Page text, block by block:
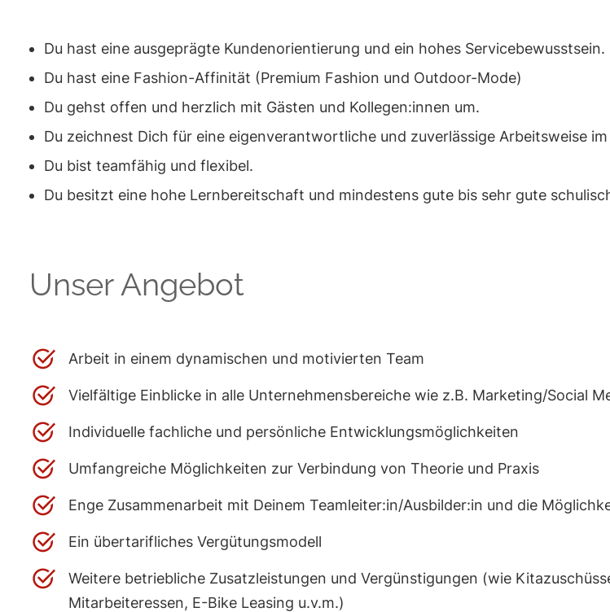
Du hast eine ausgeprägte Kundenorientierung und ein hohes Servicebewusstsein.
Du hast eine Fashion-Affinität (Premium Fashion und Outdoor-Mode)
Du gehst offen und herzlich mit Gästen und Kollegen:innen um.
Du zeichnest Dich für eine eigenverantwortliche und zuverlässige Arbeitsweise
Du bist teamfähig und flexibel.
Du besitzt eine hohe Lernbereitschaft und mindestens gute bis sehr gute
Unser Angebot
Arbeit in einem dynamischen und motivierten Team
Vielfältige Einblicke in alle Unternehmensbereiche wie z.B. Marketing/Social
Individuelle fachliche und persönliche Entwicklungsmöglichkeiten
Umfangreiche Möglichkeiten zur Verbindung von Theorie und Praxis
Enge Zusammenarbeit mit Deinem Teamleiter:in/Ausbilder:in und die
Ein übertarifliches Vergütungsmodell
Weitere betriebliche Zusatzleistungen und Vergünstigungen (wie
Mitarbeiteressen, E-Bike Leasing u.v.m.)